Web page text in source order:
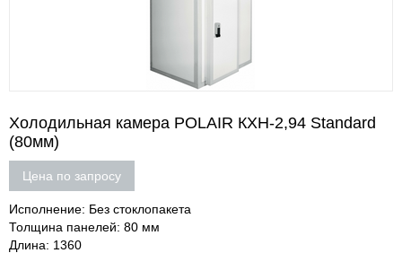
Холодильная камера POLAIR КХН-2,94 Standard
(80мм)
Цена по запросу
Исполнение: Без стоклопакета
Толщина панелей: 80 мм
Длина: 1360